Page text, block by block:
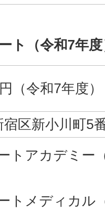
ト（令和7年
（令和7年度）
宿区新小川町5
トアカデミー
トメディカル